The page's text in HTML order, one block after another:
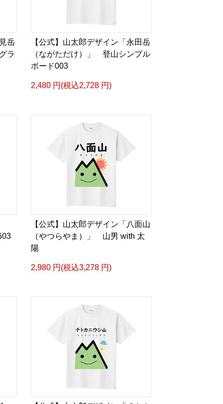
岳
ラ
【公式】山太郎デザイン「永田岳
（ながただけ）」 登山シンプル
ボード003
2,480 円(税込2,728 円)
【公式】山太郎デザイン「八面山
（やつらやま）」 山男 with 太
陽
2,980 円(税込3,278 円)